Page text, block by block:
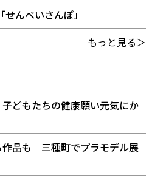
んべいさんぽ」
もっと見る＞
どもたちの健康願い元気にか
作品も 三種町でプラモデル展